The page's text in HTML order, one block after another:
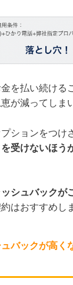
を払い続ける
が減ってしま
ションをつけ
受けないほう
シュバックが
はおすすめし
バックが高く